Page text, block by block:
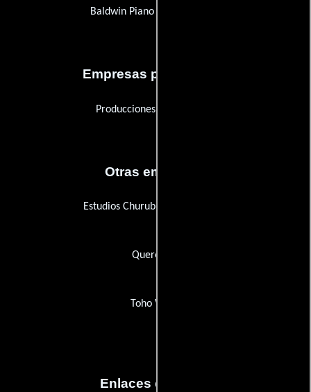
Baldwin Piano Company, The
Empresas productoras
Producciones Zacarías S.A.
Otras empresas
Estudios Churubusco Azteca S.A.
Querétaro
Toho Video
Enlaces externos